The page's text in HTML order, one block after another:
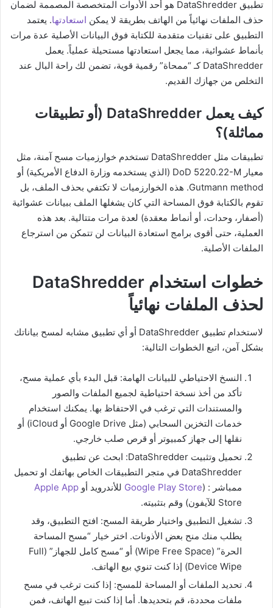
تطبيق DataShredder هو أحد الأدوات المتخصصة المصممة لضمان
حذف الملفات نهائياً من الهاتف بطريقة لا يمكن استعادتها. يعتمد
التطبيق على تقنيات متقدمة للكتابة فوق البيانات الأصلية عدة مرات
بأنماط عشوائية، مما يجعل استعادتها مستحيلة عملياً. يعمل
DataShredder كـ “ممحاة” رقمية قوية، تضمن لك راحة البال عند
التخلص من جهازك القديم.
كيف يعمل DataShredder (أو تطبيقات
مماثلة)؟
تطبيقات مثل DataShredder تستخدم خوارزميات مسح آمنة، مثل
معيار DoD 5220.22-M (الذي يستخدمه وزارة الدفاع الأمريكية) أو
Gutmann method. هذه الخوارزميات لا تكتفي بحذف الملف، بل
تقوم بالكتابة فوق المساحة التي كان يشغلها الملف ببيانات عشوائية
(أصفار، وحدات، أو أنماط معقدة) لعدة مرات متتالية. بعد هذه
العملية، حتى أقوى برامج استعادة البيانات لن تتمكن من استرجاع
الملفات الأصلية.
خطوات استخدام DataShredder
لحذف الملفات نهائياً
لاستخدام تطبيق DataShredder أو أي تطبيق مشابه لمسح بياناتك
بشكل آمن، اتبع الخطوات التالية:
النسخ الاحتياطي للبيانات الهامة: قبل البدء بأي عملية مسح،
تأكد من أخذ نسخة احتياطية لجميع الملفات والصور
والمستندات التي ترغب في الاحتفاظ بها. يمكنك استخدام
خدمات التخزين السحابي (مثل Google Drive أو iCloud) أو
نقلها إلى جهاز كمبيوتر أو قرص صلب خارجي.
تحميل وتثبيت DataShredder: ابحث عن تطبيق
DataShredder في متجر التطبيقات الخاص بهاتفك او تحميل
ممباشر : (Google Play Store للأندرويد أو Apple App
Store للآيفون) وقم بتثبيته.
تشغيل التطبيق واختيار طريقة المسح: افتح التطبيق، وقد
يطلب منك منح بعض الأذونات. اختر خيار “مسح المساحة
الحرة” (Wipe Free Space) أو “مسح كامل للجهاز” (Full
Device Wipe) إذا كنت تنوي بيع الهاتف.
تحديد الملفات أو المساحة للمسح: إذا كنت ترغب في مسح
ملفات محددة، قم بتحديدها. أما إذا كنت تبيع الهاتف، فمن